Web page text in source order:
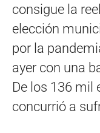
consigue la
elección
por la
ayer con una
De los 136 mil
concurrió a